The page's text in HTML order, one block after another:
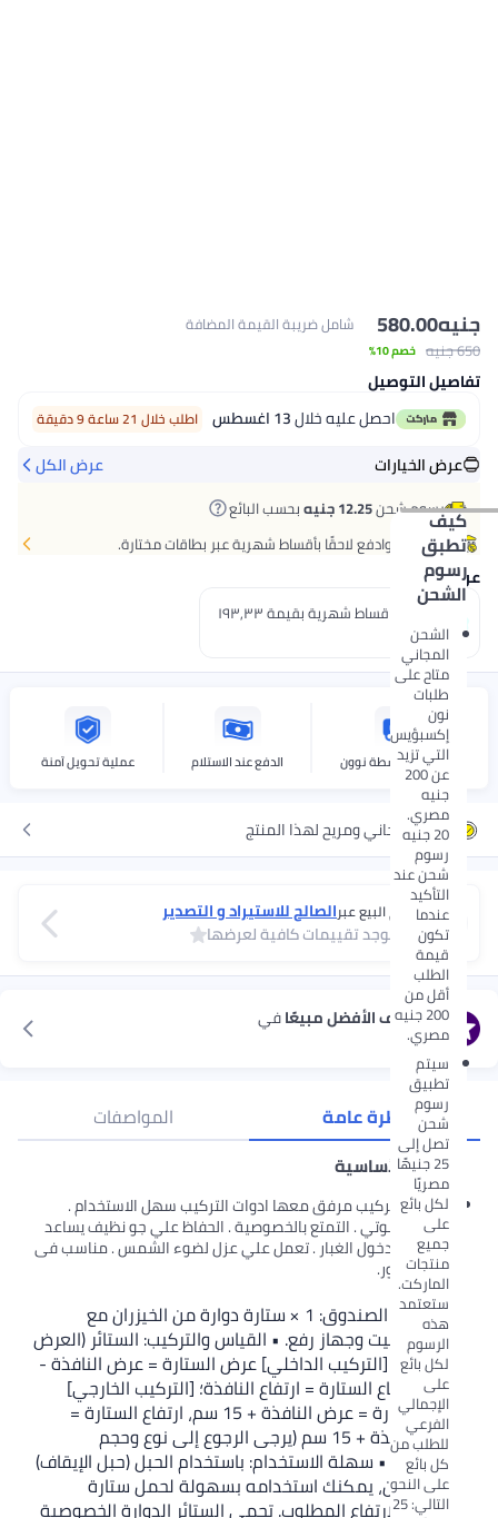
جنيه580.00
650 جنيه خصم 10%
شامل ضريبة القيمة المضافة
تفاصيل التوصيل
احصل عليه خلال13 اغسطس اطلب خلال 21 ساعة 9 دقيقة
عرض الخيارات عرض الكل
رسوم شحن12.25 جنيه بحسب البائع كيف
تطبق
رسوم
الشحن
الشحن
المجاني
متاح على
طلبات
نون
إكسبؤيس
التي تزيد
عن 200
جنيه
مصري.
20 جنيه
رسوم
شحن عند
التأكيد
عندما
تكون
قيمة
الطلب
أقل من
200 جنيه
مصري.
سيتم
تطبيق
رسوم
شحن
تصل إلى
25 جنيهًا
مصريًا
لكل بائع
على
جميع
منتجات
الماركت.
ستعتمد
هذه
الرسوم
لكل بائع
على
الإجمالي
الفرعي
للطلب من
كل بائع
على النحو
التالي: 25
اشتر الآن وادفع لاحقًا بأقساط شهرية عبر بطاقات مختارة.
عروض الدفع
إدفع 3 اقساط شهرية بقيمة ١٩٣٫٣٣
جنيه.
التوصيل بواسطة نوون الدفع عند الاستلام عملية تحويل آمنة
إرجاع مجاني ومريح لهذا المنتج
يتم البيع عبرالصالح للاستيراد و التصدير
لا توجد تقييمات كافية لعرضها
استكشف الأفضل مبيعًافي
الستائر
نظرة عامة المواصفات
الميزات الأساسية
سهلة التركيب مرفق معها ادوات التركيب سهل الاستخدام .
العزل الصوتي . التمتع بالخصوصية . الحفاظ علي جو نظيف يساعد
في عدم دخول الغبار . تعمل علي عزل لضوء الشمس . مناسب فى
كل الديكور.
• محتويات الصندوق: 1 × ستارة دوارة من الخيزران مع
خطافي تثبيت وجهاز رفع. • القياس والتركيب: الستائر (العرض
× الارتفاع)، [التركيب الداخلي] عرض الستارة = عرض النافذة -
1 سم، ارتفاع الستارة = ارتفاع النافذة؛ [التركيب الخارجي]
عرض الستارة = عرض النافذة + 15 سم، ارتفاع الستارة =
ارتفاع النافذة + 15 سم (يرجى الرجوع إلى نوع وحجم
المكونات). • سهلة الاستخدام: باستخدام الحبل (حبل الإيقاف)
على اليمين، يمكنك استخدامه بسهولة لحمل ستارة
الخيزران بالارتفاع المطلوب. تحمي الستائر الدوارة الخصوصية